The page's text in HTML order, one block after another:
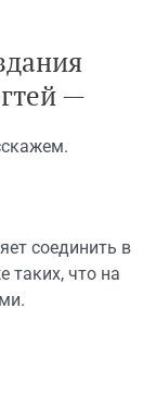
—
соединить в
таких, что на